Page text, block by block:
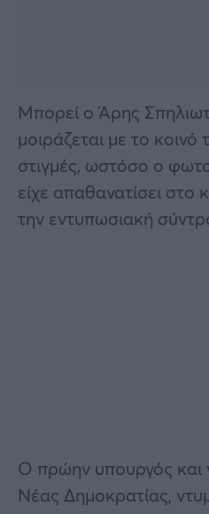
Μπορεί ο Άρης
μοιράζεται με το
στιγμές, ωστόσο ο
είχε απαθανατίσει στο
την εντυπωσιακή
Ο πρώην υπουργός και
Νέας Δημοκρατίας,